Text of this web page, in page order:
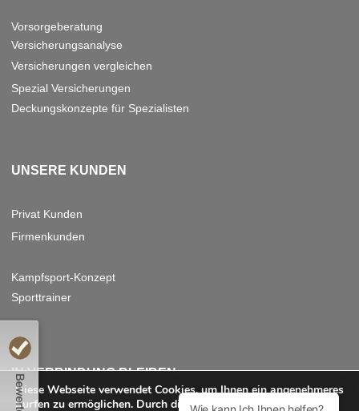
uns weiterempfehlen?
Vorsorgeberatung
Versicherungsanalyse
Versicherungen vergleichen
Spezial Versicherungen
Deckungskonzepte für Spezialisten
UNSERE KUNDEN
Privat Kunden
Firmenkunden
Kampfsport-Konzept
Sporttrainer
IN VERBINDUNG BLEIBEN
Diese Webseite verwendet Cookies, um Ihnen ein angenehmeres
Surfen zu ermöglichen. Durch die Nutzung dieser Website